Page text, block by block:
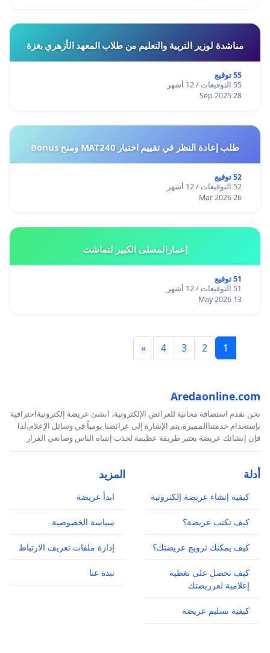
مناشدة لوزير التربية والتعليم من طلاب المعهد الأزهري بغزة
55 توقيع
55 التوقيعات / 12 أشهر
28 Sep 2025
طلب إعادة النظر في تقييم اختبار MAT240 ومنح Bonus
52 توقيع
52 التوقيعات / 12 أشهر
26 Mar 2026
إعمارالمصلى الكبير لتماشت
51 توقيع
51 التوقيعات / 12 أشهر
13 May 2026
1
2
3
4
»
Aredaonline.com
نحن نقدم استضافة مجانية للعرائض الإلكترونية، انشئ عريضة إلكترونيةاحترافية
بإستخدام خدمتناالمميزة،يتم الإشارة إلى عرائضنا يومياً في وسائل الإعلام،لذا
فإن إنشائك عريضة يعتبر طريقة عظيمة لجذب إنتباه الناس وصانعي القرار
أدلة
كيفية إنشاء عريضة إلكترونية
كيف تكتب عريضة؟
كيف يمكنك ترويج عريضتك؟
كيف تحصل على تغطية
إعلامية لعرريضتك
كيفية تسليم عريضة
المزيد
ابدأ عريضة
سياسة الخصوصية
إدارة ملفات تعريف الارتباط
نبذة عنا